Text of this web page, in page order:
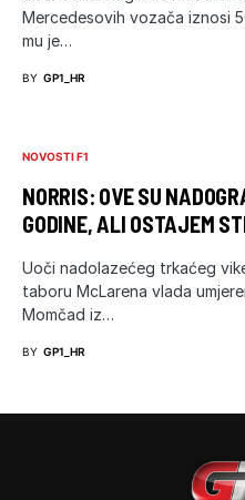
Mercedesovih vozača iznosi
mu je…
BY GP1_HR
NOVOSTI F1
NORRIS: OVE SU
GODINE, ALI OSTAJEM
Uoči nadolazećeg trkaćeg
taboru McLarena vlada
Momčad iz…
BY GP1_HR